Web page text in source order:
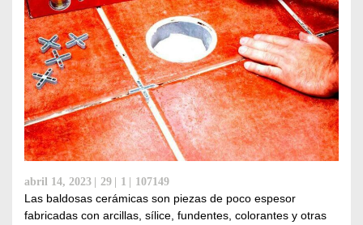
abril 14, 2023 29 1 107149
Las baldosas cerámicas son piezas de poco espesor
fabricadas con arcillas, sílice, fundentes, colorantes y otras